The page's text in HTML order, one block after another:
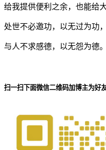
给我提供便利之余，也能给
处世不必邀功，以无过为功，
与人不求感德，以无怨为德。
扫一扫下面微信二维码加博主为好友